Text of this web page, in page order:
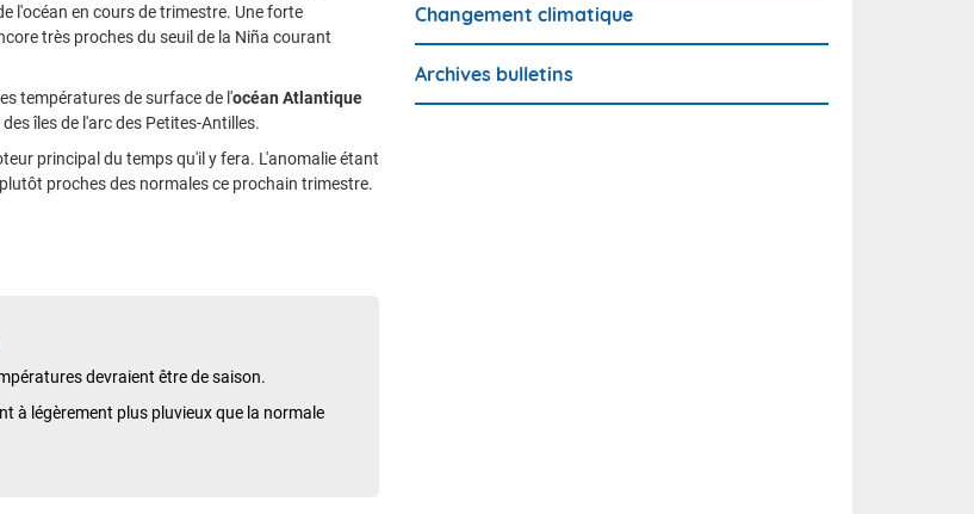
l'océan en cours de trimestre. Une forte
très proches du seuil de la Niña courant
températures de surface de l'océan Atlantique
îles de l'arc des Petites-Antilles.
principal du temps qu'il y fera. L'anomalie étant
proches des normales ce prochain trimestre.
devraient être de saison.
à légèrement plus pluvieux que la normale
Changement climatique
Archives bulletins